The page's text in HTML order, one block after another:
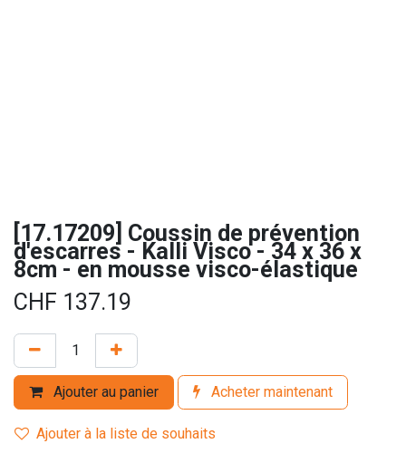
[17.17209] Coussin de prévention
d'escarres - Kalli Visco - 34 x 36 x
8cm - en mousse visco-élastique
CHF 137.19
Ajouter au panier Acheter maintenant
Ajouter à la liste de souhaits